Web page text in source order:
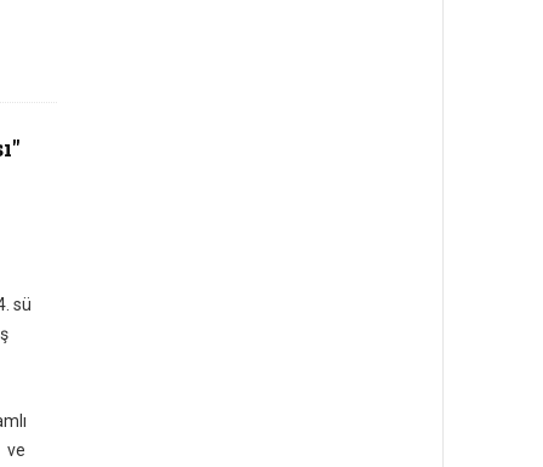
sü
ve